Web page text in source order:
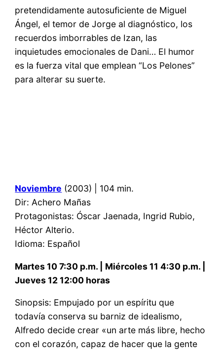
pretendidamente autosuficiente de Miguel
Ángel, el temor de Jorge al diagnóstico, los
recuerdos imborrables de Izan, las
inquietudes emocionales de Dani… El humor
es la fuerza vital que emplean “Los Pelones”
para alterar su suerte.
Noviembre (2003) | 104 min.
Dir: Achero Mañas
Protagonistas: Óscar Jaenada, Ingrid Rubio,
Héctor Alterio.
Idioma: Español
Martes 10 7:30 p.m. | Miércoles 11 4:30 p.m. |
Jueves 12 12:00 horas
Sinopsis: Empujado por un espíritu que
todavía conserva su barniz de idealismo,
Alfredo decide crear «un arte más libre, hecho
con el corazón, capaz de hacer que la gente